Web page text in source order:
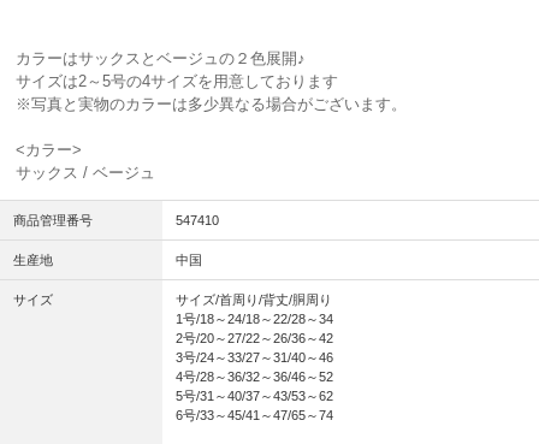
カラーはサックスとベージュの２色展開♪
サイズは2～5号の4サイズを用意しております
※写真と実物のカラーは多少異なる場合がございます。
<カラー>
サックス / ベージュ
商品管理番号 547410
生産地 中国
サイズ
サイズ/首周り/背丈/胴周り
1号/18～24/18～22/28～34
2号/20～27/22～26/36～42
3号/24～33/27～31/40～46
4号/28～36/32～36/46～52
5号/31～40/37～43/53～62
6号/33～45/41～47/65～74